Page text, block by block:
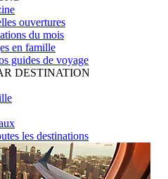
ouvertures
du mois
en famille
guides de voyage
DESTINATION
les destinations